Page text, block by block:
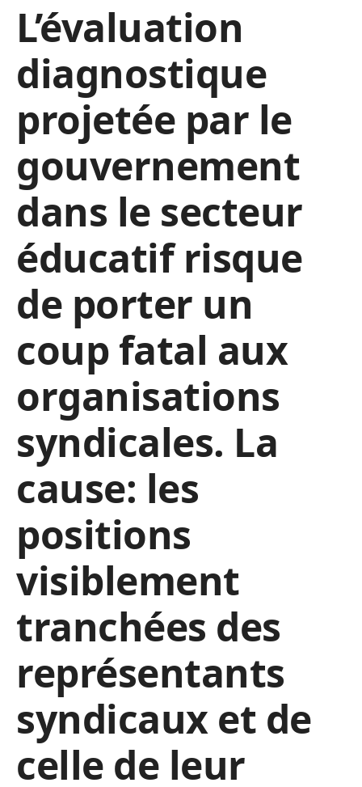
L’évaluation
diagnostique
projetée par le
gouvernement
dans le secteur
éducatif risque
de porter un
coup fatal aux
organisations
syndicales. La
cause: les
positions
visiblement
tranchées des
représentants
syndicaux et de
celle de leur